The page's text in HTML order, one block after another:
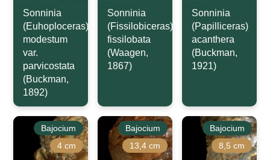
Sonninia
(Euhoploceras)
modestum
var.
parvicostata
(Buckman,
1892)
Sonninia
(Fissilobiceras)
fissilobata
(Waagen,
1867)
Sonninia
(Papilliceras)
acanthera
(Buckman,
1921)
Bajocium
4 cm
Bajocium
13,4 cm
Bajocium
8,5 cm